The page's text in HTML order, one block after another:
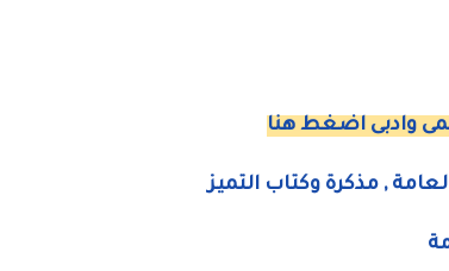
وادبى اضغط هنا
, مذكرة وكتاب التميز